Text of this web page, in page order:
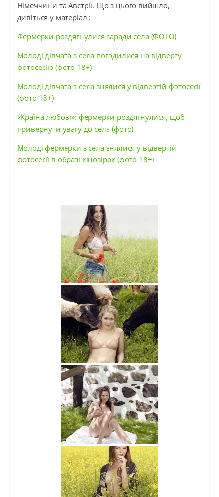
Німеччини та Австрії. Що з цього вийшло,
дивіться у матеріалі:
Фермерки роздягнулися заради села (ФОТО)
Молоді дівчата з села погодилися на відверту
фотосесію (фото 18+)
Молоді дівчата з села знялися у відвертій фотосесії
(фото 18+)
«Країна любові»: фермерки роздягнулися, щоб
привернути увагу до села (фото)
Молоді фермерки з села знялися у відвертій
фотосесії в образі кінозірок (фото 18+)